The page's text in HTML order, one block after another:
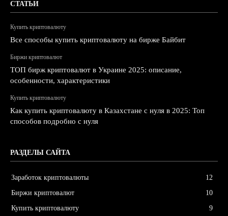
СТАТЬИ
Купить криптовалюту
Все способы купить криптовалюту на бирже Байбит
Биржи криптовалют
ТОП бирж криптовалют в Украине 2025: описание,
особенности, характеристики
Купить криптовалюту
Как купить криптовалюту в Казахстане с нуля в 2025: Топ
способов подробно с нуля
РАЗДЕЛЫ САЙТА
Заработок криптовалюты
12
Биржи криптовалют
10
Купить криптовалюту
9